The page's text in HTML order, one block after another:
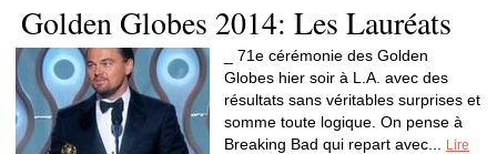
Golden Globes 2014: Les Lauréats
_ 71e cérémonie des Golden
Globes hier soir à L.A. avec des
résultats sans véritables surprises et
somme toute logique. On pense à
Breaking Bad qui repart avec...
Lire